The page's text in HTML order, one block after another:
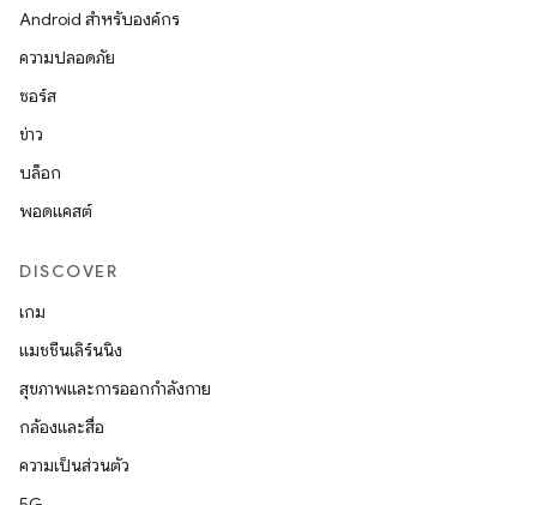
Android สำหรับองค์กร
ความปลอดภัย
ซอร์ส
ข่าว
บล็อก
พอดแคสต์
DISCOVER
เกม
แมชชีนเลิร์นนิง
สุขภาพและการออกกำลังกาย
กล้องและสื่อ
ความเป็นส่วนตัว